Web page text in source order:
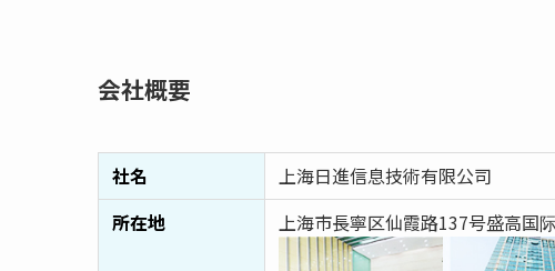
会社概要
社名
上海日進信息技術有限公司
所在地
上海市長寧区仙霞路137号盛高国